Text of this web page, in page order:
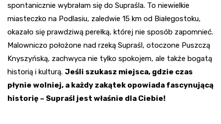
spontanicznie wybrałam się do Supraśla. To niewielkie
miasteczko na Podlasiu, zaledwie 15 km od Białegostoku,
okazało się prawdziwą perełką, której nie sposób zapomnieć.
Malowniczo położone nad rzeką Supraśl, otoczone Puszczą
Knyszyńską, zachwyca nie tylko spokojem, ale także bogatą
historią i kulturą. Jeśli szukasz miejsca, gdzie czas
płynie wolniej, a każdy zakątek opowiada fascynującą
historię – Supraśl jest właśnie dla Ciebie!